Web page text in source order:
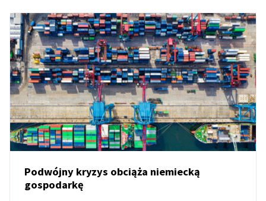
Podwójny kryzys obciąża niemiecką
gospodarkę